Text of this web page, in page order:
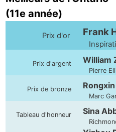
(11e année)
Prix d'or Frank
Prix d'argent William
Pierre
Prix de bronze
Marc
Tableau d'honneur Sina